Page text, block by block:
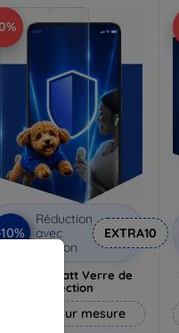
Réduction
avec
coupon
EXTRA10
3mk Pure Matt Verre de
protection
Fabriqué sur mesure